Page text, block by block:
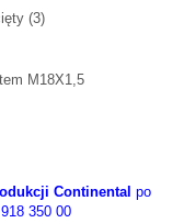
(3)
M18X1,5
Continental po
350 00